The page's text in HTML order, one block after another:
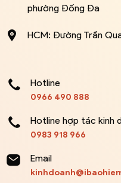
phường Đống Đa
HCM: Đường Trần
Hotline
0966 490 888
Hotline hợp tác kinh
0983 918 966
Email